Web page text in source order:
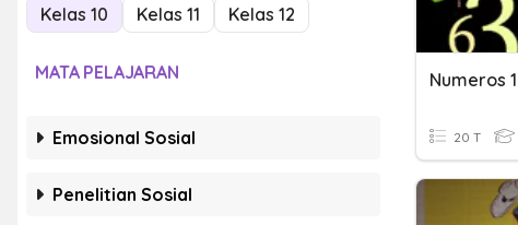
Kelas 10
Kelas 11 Kelas 12
MATA PELAJARAN
Emosional Sosial
Penelitian Sosial
Numeros
20 T